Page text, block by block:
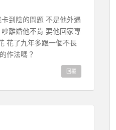
到陰的問題 不是他外遇
離婚他不肯 要他回家專
花了九年多跟一個不長
作法嗎？
回覆